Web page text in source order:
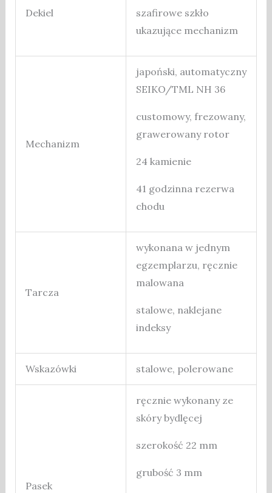
Dekiel
szafirowe szkło
ukazujące mechanizm
Mechanizm
japoński, automatyczny
SEIKO/TML NH 36
customowy, frezowany,
grawerowany rotor
24 kamienie
41 godzinna rezerwa
chodu
Tarcza
wykonana w jednym
egzemplarzu, ręcznie
malowana
stalowe, naklejane
indeksy
Wskazówki stalowe, polerowane
Pasek
ręcznie wykonany ze
skóry bydlęcej
szerokość 22 mm
grubość 3 mm